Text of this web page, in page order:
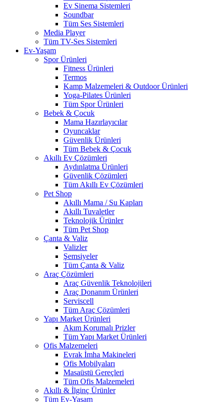
Ev Sinema Sistemleri
Soundbar
Tüm Ses Sistemleri
Media Player
Tüm TV-Ses Sistemleri
Ev-Yaşam
Spor Ürünleri
Fitness Ürünleri
Termos
Kamp Malzemeleri & Outdoor Ürünleri
Yoga-Pilates Ürünleri
Tüm Spor Ürünleri
Bebek & Çocuk
Mama Hazırlayıcılar
Oyuncaklar
Güvenlik Ürünleri
Tüm Bebek & Çocuk
Akıllı Ev Çözümleri
Aydınlatma Ürünleri
Güvenlik Çözümleri
Tüm Akıllı Ev Çözümleri
Pet Shop
Akıllı Mama / Su Kapları
Akıllı Tuvaletler
Teknolojik Ürünler
Tüm Pet Shop
Çanta & Valiz
Valizler
Şemsiyeler
Tüm Çanta & Valiz
Araç Çözümleri
Araç Güvenlik Teknolojileri
Araç Donanım Ürünleri
Serviscell
Tüm Araç Çözümleri
Yapı Market Ürünleri
Akım Korumalı Prizler
Tüm Yapı Market Ürünleri
Ofis Malzemeleri
Evrak İmha Makineleri
Ofis Mobilyaları
Masaüstü Gereçleri
Tüm Ofis Malzemeleri
Akıllı & İlginç Ürünler
Tüm Ev-Yaşam